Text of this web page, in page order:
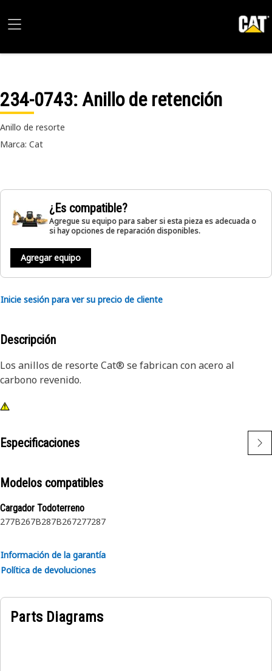
234-0743: Anillo de retención
Anillo de resorte
Marca: Cat
¿Es compatible?
Agregue su equipo para saber si esta pieza es adecuada o
si hay opciones de reparación disponibles.
Agregar equipo
Inicie sesión para ver su precio de cliente
Descripción
Los anillos de resorte Cat® se fabrican con acero al
carbono revenido.
Especificaciones
Modelos compatibles
Cargador Todoterreno
277B267B287B267277287
Información de la garantía
Política de devoluciones
Parts Diagrams